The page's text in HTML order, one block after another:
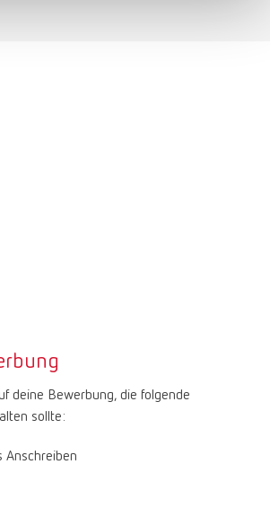
deine Bewerbung, die folgende
sollte:
Anschreiben